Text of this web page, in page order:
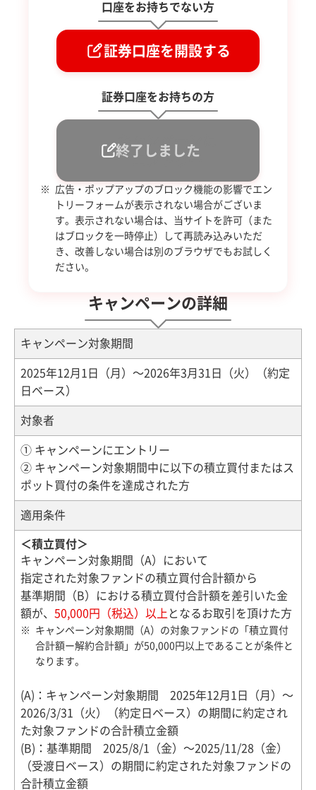
口座をお持ちでない方
証券口座を開設する
証券口座をお持ちの方
キャンペーンに
エントリー
広告・ポップアップのブロック機能の影響でエン
トリーフォームが表示されない場合がございま
す。表示されない場合は、当サイトを許可（また
はブロックを一時停止）して再読み込みいただ
き、改善しない場合は別のブラウザでもお試しく
ださい。
キャンペーンの詳細
キャンペーン対象期間
2025年12月1日（月）～2026年3月31日（火）（約定
日ベース）
対象者
① キャンペーンにエントリー
② キャンペーン対象期間中に以下の積立買付またはス
ポット買付の条件を達成された方
適用条件
＜積立買付＞
キャンペーン対象期間（A）において
指定された対象ファンドの積立買付合計額から
基準期間（B）における積立買付合計額を差引いた金
額が、 50,000円（税込）以上 となるお取引を頂けた方
キャンペーン対象期間（A）の対象ファンドの「積立買付
合計額ー解約合計額」が50,000円以上であることが条件と
なります。
(A)：キャンペーン対象期間 2025年12月1日（月）～
2026/3/31（火）（約定日ベース）の期間に約定され
た対象ファンドの合計積立金額
(B)：基準期間 2025/8/1（金）～2025/11/28（金）
（受渡日ベース）の期間に約定された対象ファンドの
合計積立金額